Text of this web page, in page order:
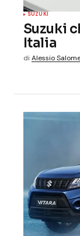
SUZUKI
Suzuki
Italia
di Alessio